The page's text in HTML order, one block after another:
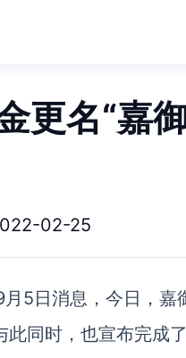
更名“嘉
02-25
月5日消息，今日，
此同时，也宣布完成